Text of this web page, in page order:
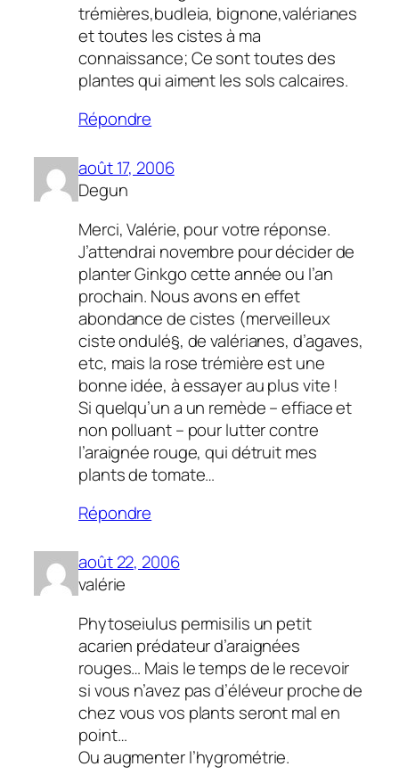
trémières,budleia, bignone,valérianes
et toutes les cistes à ma
connaissance; Ce sont toutes des
plantes qui aiment les sols calcaires.
Répondre
août 17, 2006
Degun
Merci, Valérie, pour votre réponse.
J’attendrai novembre pour décider de
planter Ginkgo cette année ou l’an
prochain. Nous avons en effet
abondance de cistes (merveilleux
ciste ondulé§, de valérianes, d’agaves,
etc, mais la rose trémière est une
bonne idée, à essayer au plus vite !
Si quelqu’un a un remède – effiace et
non polluant – pour lutter contre
l’araignée rouge, qui détruit mes
plants de tomate…
Répondre
août 22, 2006
valérie
Phytoseiulus permisilis un petit
acarien prédateur d’araignées
rouges… Mais le temps de le recevoir
si vous n’avez pas d’éléveur proche de
chez vous vos plants seront mal en
point…
Ou augmenter l’hygrométrie.